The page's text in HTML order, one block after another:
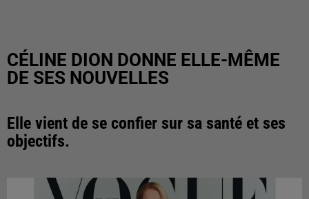
CÉLINE DION DONNE ELLE-MÊME
DE SES NOUVELLES
Elle vient de se confier sur sa santé et ses
objectifs.